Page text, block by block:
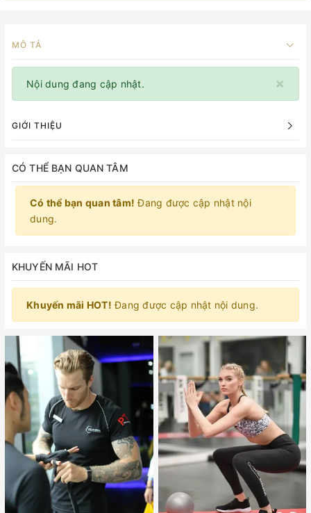
MÔ TẢ
×
Nội dung đang cập nhật.
GIỚI THIỆU
CÓ THỂ BẠN QUAN TÂM
Có thể bạn quan tâm! Đang được cập nhật nội
dung.
KHUYẾN MÃI HOT
Khuyến mãi HOT! Đang được cập nhật nội dung.